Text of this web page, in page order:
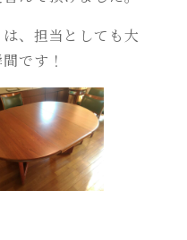
、担当としても大
です！